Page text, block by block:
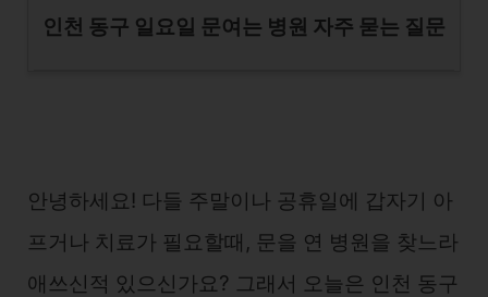
인천 동구 일요일 문여는 병원 자주 묻는 질문
안녕하세요! 다들 주말이나 공휴일에 갑자기 아
프거나 치료가 필요할때, 문을 연 병원을 찾느라
애쓰신적 있으신가요? 그래서 오늘은 인천 동구